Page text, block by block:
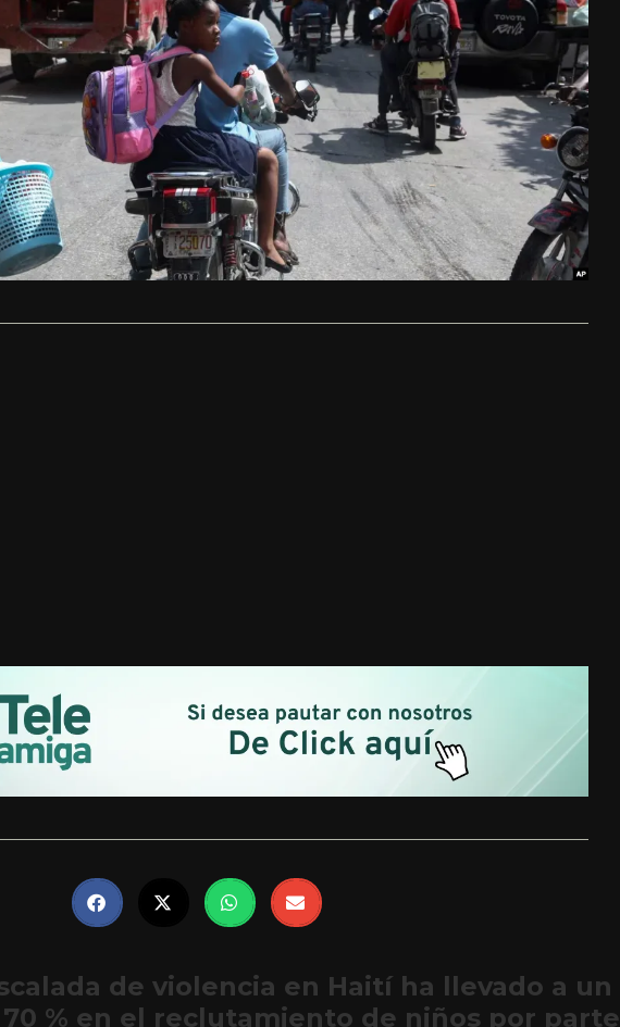
de violencia en Haití ha llevado a un
% en el reclutamiento de niños por parte